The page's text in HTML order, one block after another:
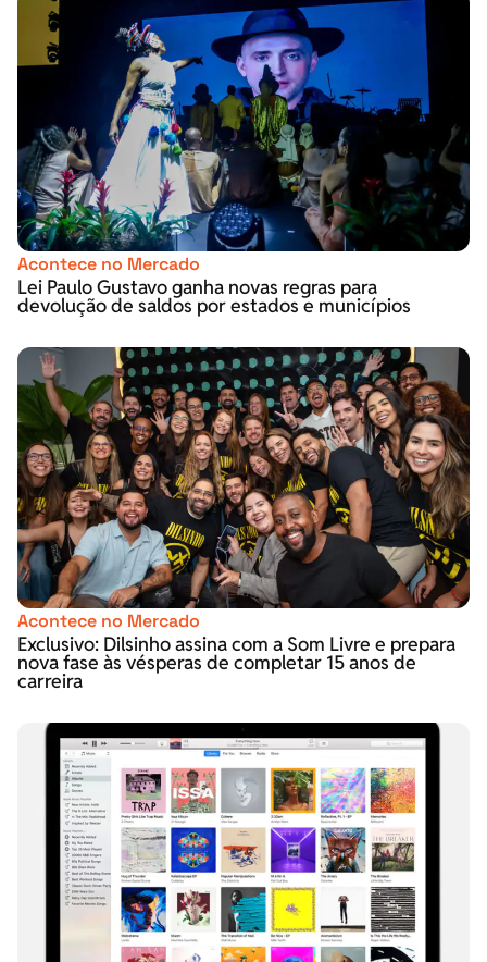
Acontece no Mercado
Lei Paulo Gustavo ganha novas regras para
devolução de saldos por estados e municípios
Acontece no Mercado
Exclusivo: Dilsinho assina com a Som Livre e prepara
nova fase às vésperas de completar 15 anos de
carreira